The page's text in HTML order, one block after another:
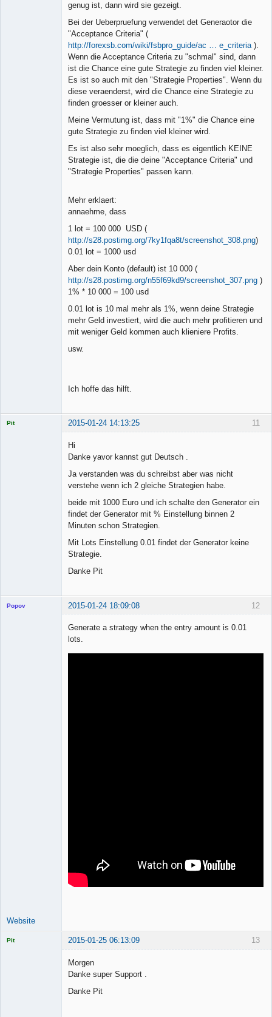
genug ist, dann wird sie gezeigt.
Bei der Ueberpruefung verwendet det Generaotor die
"Acceptance Criteria" (
http://forexsb.com/wiki/fsbpro_guide/ac … e_criteria ).
Wenn die Acceptance Criteria zu "schmal" sind, dann
ist die Chance eine gute Strategie zu finden viel kleiner.
Es ist so auch mit den "Strategie Properties". Wenn du
diese veraenderst, wird die Chance eine Strategie zu
finden groesser or kleiner auch.
Meine Vermutung ist, dass mit "1%" die Chance eine
gute Strategie zu finden viel kleiner wird.
Es ist also sehr moeglich, dass es eigentlich KEINE
Strategie ist, die die deine "Acceptance Criteria" und
"Strategie Properties" passen kann.
Mehr erklaert:
annaehme, dass
1 lot = 100 000 USD (
http://s28.postimg.org/7ky1fqa8t/screenshot_308.png)
0.01 lot = 1000 usd
Aber dein Konto (default) ist 10 000 (
http://s28.postimg.org/n55f69kd9/screenshot_307.png )
1% * 10 000 = 100 usd
0.01 lot is 10 mal mehr als 1%, wenn deine Strategie
mehr Geld investiert, wird die auch mehr profitieren und
mit weniger Geld kommen auch klieniere Profits.
usw.
Ich hoffe das hilft.
11
Pit 2015-01-24 14:13:25
Hi
Danke yavor kannst gut Deutsch .
Ja verstanden was du schreibst aber was nicht
verstehe wenn ich 2 gleiche Strategien habe.
beide mit 1000 Euro und ich schalte den Generator ein
findet der Generator mit % Einstellung binnen 2
Minuten schon Strategien.
Mit Lots Einstellung 0.01 findet der Generator keine
Strategie.
Danke Pit
12
Popov 2015-01-24 18:09:08
Generate a strategy when the entry amount is 0.01
lots.
Website
13
Pit 2015-01-25 06:13:09
Morgen
Danke super Support .
Danke Pit